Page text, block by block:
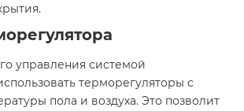
управления системой
терморегуляторы с
пола и воздуха. Это позволит